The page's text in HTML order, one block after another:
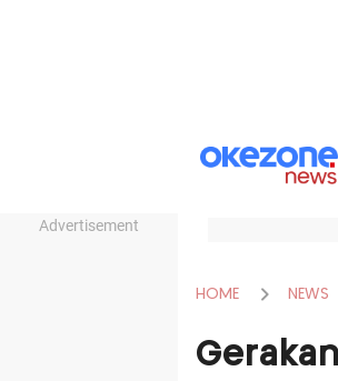
Advertisement
HOME NEWS